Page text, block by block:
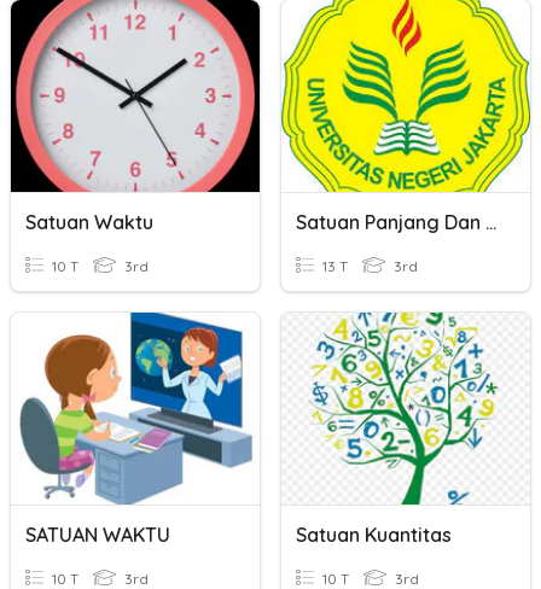
Satuan Waktu
10 T 3rd
Satuan Panjang Dan Satuan Jarak
13 T 3rd
SATUAN WAKTU
10 T 3rd
Satuan Kuantitas
10 T 3rd